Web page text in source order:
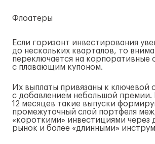
Флоатеры
Если горизонт инвестирования
до нескольких кварталов, то
переключается на корпоративные
с плавающим купоном.
Их выплаты привязаны к ключевой
с добавлением небольшой премии.
12 месяцев такие выпуски
промежуточный слой портфеля
«короткими» инвестициями через
рынок и более «длинными»